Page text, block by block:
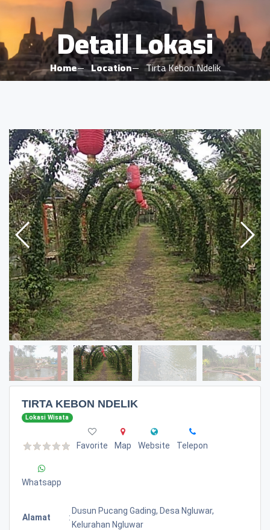
Detail Lokasi
Home Location Tirta Kebon Ndelik
TIRTA KEBON NDELIK
Lokasi Wisata
Favorite Map Website Telepon
Whatsapp
Alamat :
Dusun Pucang Gading, Desa Ngluwar,
Kelurahan Ngluwar